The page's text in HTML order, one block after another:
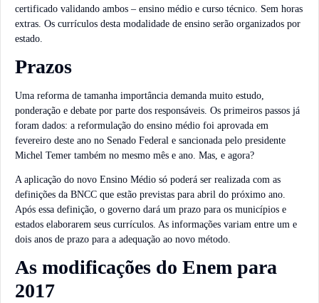
certificado validando ambos – ensino médio e curso técnico. Sem horas
extras. Os currículos desta modalidade de ensino serão organizados por
estado.
Prazos
Uma reforma de tamanha importância demanda muito estudo,
ponderação e debate por parte dos responsáveis. Os primeiros passos já
foram dados: a reformulação do ensino médio foi aprovada em
fevereiro deste ano no Senado Federal e sancionada pelo presidente
Michel Temer também no mesmo mês e ano. Mas, e agora?
A aplicação do novo Ensino Médio só poderá ser realizada com as
definições da BNCC que estão previstas para abril do próximo ano.
Após essa definição, o governo dará um prazo para os municípios e
estados elaborarem seus currículos. As informações variam entre um e
dois anos de prazo para a adequação ao novo método.
As modificações do Enem para
2017